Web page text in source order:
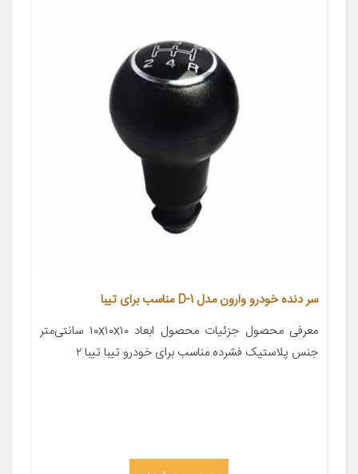
سر دنده خودرو وارون مدل D-1 مناسب برای تیبا
معرفی محصول جزئیات محصول ابعاد ۱۰x۱۰x۱۰ سانتی‌متر
جنس پلاستیک فشرده مناسب برای خودرو تیبا تیبا ۲